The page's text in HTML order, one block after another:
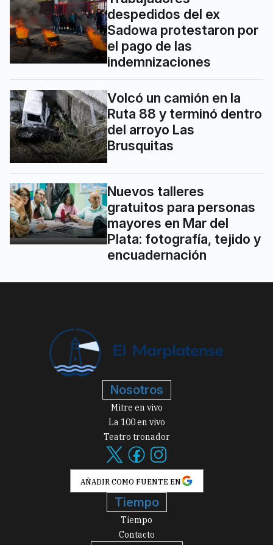
despedidos del ex
Sadowa protestaron por
el pago de las
indemnizaciones
Volcó un camión en la
Ruta 88 y terminó dentro
del arroyo Las
Brusquitas
Nuevos talleres
gratuitos para personas
mayores en Mar del
Plata: fotografía, tejido y
encuadernación
Nosotros
Mitre en vivo
La 100 en vivo
Teatro tronador
AÑADIR COMO FUENTE EN
Tiempo
Tiempo
Contacto